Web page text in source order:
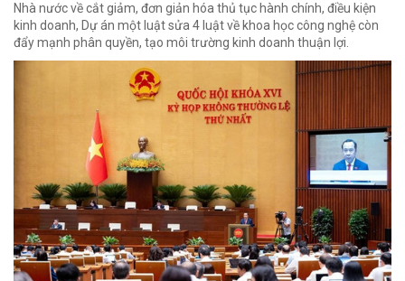
Nhà nước về cắt giảm, đơn giản hóa thủ tục hành chính, điều kiện
kinh doanh, Dự án một luật sửa 4 luật về khoa học công nghệ còn
đẩy mạnh phân quyền, tạo môi trường kinh doanh thuận lợi.